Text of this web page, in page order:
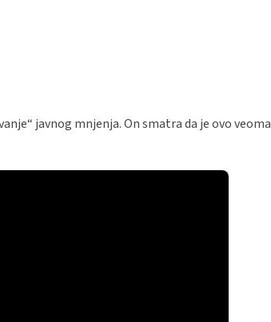
javnog mnjenja. On smatra da je ovo veoma